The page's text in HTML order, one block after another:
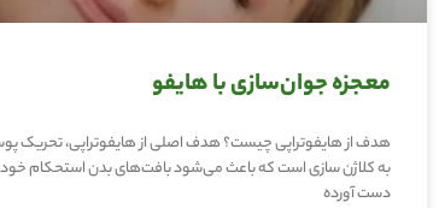
معجزه جوان‌سازی با هایفو
هدف از هایفوتراپی چیست؟ هدف اصلی از هایفوتراپی، تحریک
به کلاژن سازی است که باعث می‌شود بافت‌های بدن استحکام خود
دست آورده